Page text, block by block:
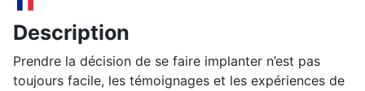
Description
Prendre la décision de se faire implanter n’est pas
toujours facile, les témoignages et les expériences de